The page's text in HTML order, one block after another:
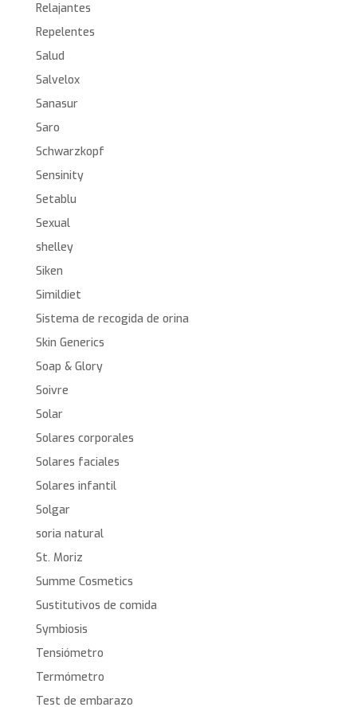
Relajantes
Repelentes
Salud
Salvelox
Sanasur
Saro
Schwarzkopf
Sensinity
Setablu
Sexual
shelley
Siken
Simildiet
Sistema de recogida de orina
Skin Generics
Soap & Glory
Soivre
Solar
Solares corporales
Solares faciales
Solares infantil
Solgar
soria natural
St. Moriz
Summe Cosmetics
Sustitutivos de comida
Symbiosis
Tensiómetro
Termómetro
Test de embarazo